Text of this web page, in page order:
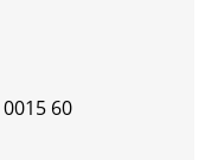
60